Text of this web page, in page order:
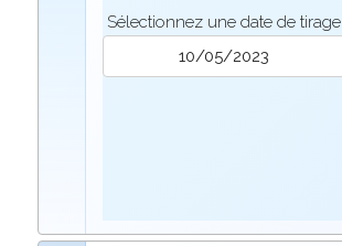
Sélectionnez une date de tirage